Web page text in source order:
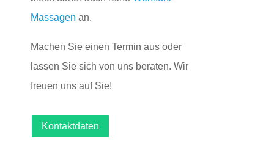
Massagen an.
Machen Sie einen Termin aus oder
lassen Sie sich von uns beraten. Wir
freuen uns auf Sie!
Kontaktdaten